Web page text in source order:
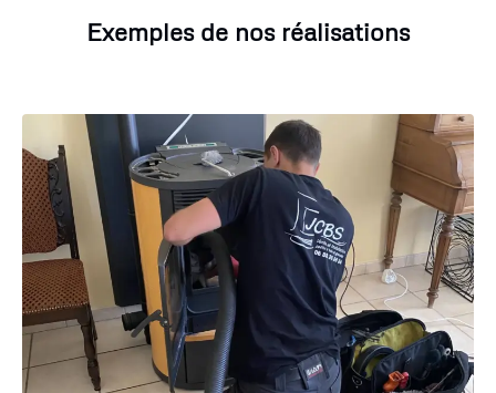
Exemples de nos réalisations